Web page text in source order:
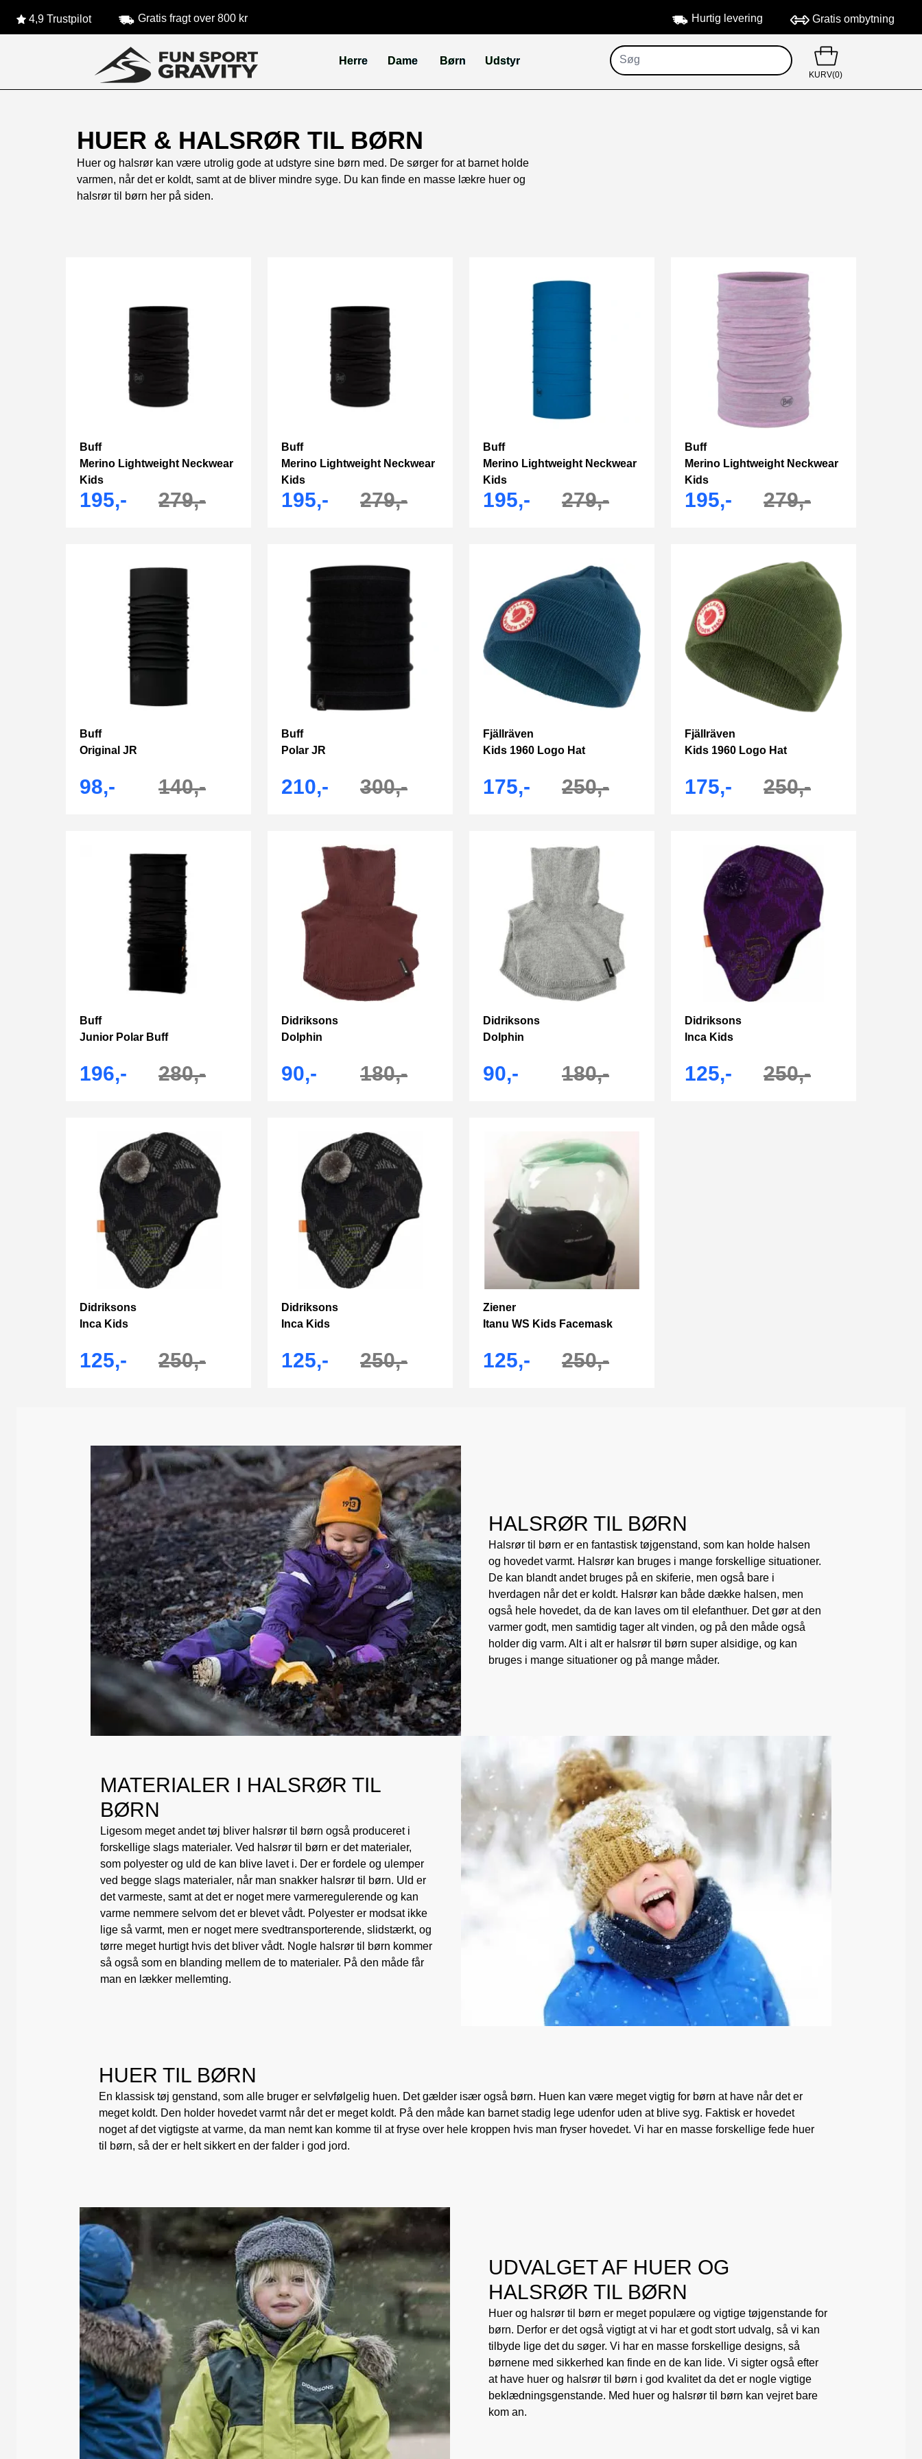
4,9 Trustpilot Gratis fragt over 800 kr Hurtig levering Gratis ombytning
Herre Dame Børn Udstyr
KURV(0)
HUER & HALSRØR TIL BØRN
Huer og halsrør kan være utrolig gode at udstyre sine børn med. De sørger for at barnet holde
varmen, når det er koldt, samt at de bliver mindre syge. Du kan finde en masse lækre huer og
halsrør til børn her på siden.
Buff
Merino Lightweight Neckwear
Kids
195,- 279,-
Buff
Merino Lightweight Neckwear
Kids
195,- 279,-
Buff
Merino Lightweight Neckwear
Kids
195,- 279,-
Buff
Merino Lightweight Neckwear
Kids
195,- 279,-
Buff
Original JR
98,- 140,-
Buff
Polar JR
210,- 300,-
Fjällräven
Kids 1960 Logo Hat
175,- 250,-
Fjällräven
Kids 1960 Logo Hat
175,- 250,-
Buff
Junior Polar Buff
196,- 280,-
Didriksons
Dolphin
90,- 180,-
Didriksons
Dolphin
90,- 180,-
Didriksons
Inca Kids
125,- 250,-
Didriksons
Inca Kids
125,- 250,-
Didriksons
Inca Kids
125,- 250,-
Ziener
Itanu WS Kids Facemask
125,- 250,-
HALSRØR TIL BØRN
Halsrør til børn er en fantastisk tøjgenstand, som kan holde halsen
og hovedet varmt. Halsrør kan bruges i mange forskellige situationer.
De kan blandt andet bruges på en skiferie, men også bare i
hverdagen når det er koldt. Halsrør kan både dække halsen, men
også hele hovedet, da de kan laves om til elefanthuer. Det gør at den
varmer godt, men samtidig tager alt vinden, og på den måde også
holder dig varm. Alt i alt er halsrør til børn super alsidige, og kan
bruges i mange situationer og på mange måder.
MATERIALER I HALSRØR TIL
BØRN
Ligesom meget andet tøj bliver halsrør til børn også produceret i
forskellige slags materialer. Ved halsrør til børn er det materialer,
som polyester og uld de kan blive lavet i. Der er fordele og ulemper
ved begge slags materialer, når man snakker halsrør til børn. Uld er
det varmeste, samt at det er noget mere varmeregulerende og kan
varme nemmere selvom det er blevet vådt. Polyester er modsat ikke
lige så varmt, men er noget mere svedtransporterende, slidstærkt, og
tørre meget hurtigt hvis det bliver vådt. Nogle halsrør til børn kommer
så også som en blanding mellem de to materialer. På den måde får
man en lækker mellemting.
HUER TIL BØRN
En klassisk tøj genstand, som alle bruger er selvfølgelig huen. Det gælder især også børn. Huen kan være meget vigtig for børn at have når det er
meget koldt. Den holder hovedet varmt når det er meget koldt. På den måde kan barnet stadig lege udenfor uden at blive syg. Faktisk er hovedet
noget af det vigtigste at varme, da man nemt kan komme til at fryse over hele kroppen hvis man fryser hovedet. Vi har en masse forskellige fede huer
til børn, så der er helt sikkert en der falder i god jord.
UDVALGET AF HUER OG
HALSRØR TIL BØRN
Huer og halsrør til børn er meget populære og vigtige tøjgenstande for
børn. Derfor er det også vigtigt at vi har et godt stort udvalg, så vi kan
tilbyde lige det du søger. Vi har en masse forskellige designs, så
børnene med sikkerhed kan finde en de kan lide. Vi sigter også efter
at have huer og halsrør til børn i god kvalitet da det er nogle vigtige
beklædningsgenstande. Med huer og halsrør til børn kan vejret bare
kom an.